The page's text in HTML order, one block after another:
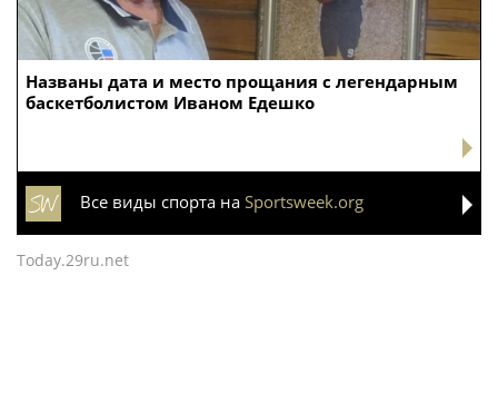
Названы дата и место прощания с легендарным
баскетболистом Иваном Едешко
Все виды спорта на Sportsweek.org
Today.29ru.net